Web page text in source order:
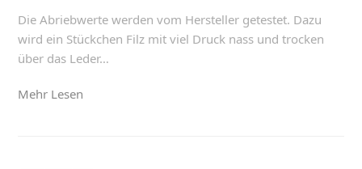
Die Abriebwerte werden vom Hersteller getestet. Dazu
wird ein Stückchen Filz mit viel Druck nass und trocken
über das Leder…
Mehr Lesen